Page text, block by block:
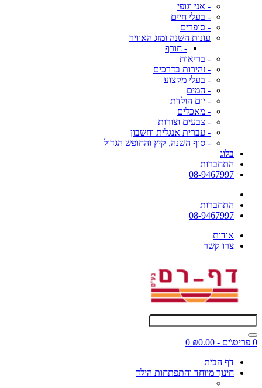
- אני וגופי
- בעלי חיים
- סופרים
עונות השנה ומזג האוויר
- חורף
- בריאות
- זהירות בדרכים
- בעלי מקצוע
- המים
- יום הולדת
- מאכלים
- צבעים וצורות
- עברית אנגלית וחשבון
- סוף השנה, קיץ והחופש הגדול
בלוג
התחברות
08-9467997
התחברות
08-9467997
אודות
צרו קשר
0 פריט\ים - ₪0.00
0
דף הבית
חינוך מיוחד והתפתחות הילד